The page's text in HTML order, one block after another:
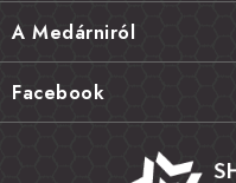
l
é
cTermékek visszaküldése,
Gyakori kérdések FAQ
A Medárniról
A mi történetünk
Facebook